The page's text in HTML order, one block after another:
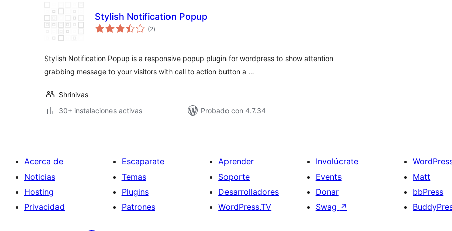
Stylish Notification Popup
(2total
de
)
Stylish Notification Popup is a responsive popup plugin for wordpress to show attention
grabbing message to your visitors with call to action button a …
Shrinivas
30+ instalaciones activas
Probado con 4.7.34
Acerca de
Noticias
Hosting
Privacidad
Escaparate
Temas
Plugins
Patrones
Aprender
Soporte
Desarrolladores
WordPress.TV
Involúcrate
Events
Donar
Swag ↗
Matt
bbPress